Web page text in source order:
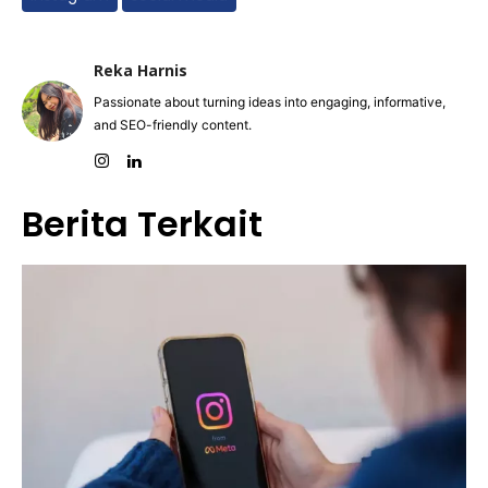
Reka Harnis
Passionate about turning ideas into engaging, informative,
and SEO-friendly content.
Berita Terkait